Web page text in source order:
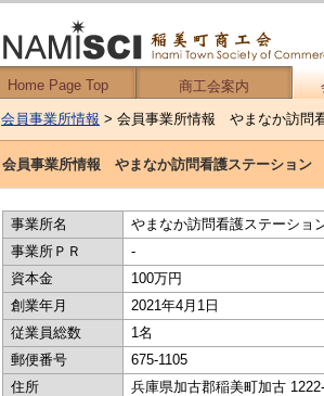
Home Page Top 商工会案内
会員事業所情報 > 会員事業所情報 やまなか訪問
会員事業所情報 やまなか訪問看護ステーション
事業所名
やまなか訪問看護ステーシ
事業所ＰＲ
-
資本金
100万円
創業年月
2021年4月1日
従業員総数
1名
郵便番号
675-1105
住所
兵庫県加古郡稲美町加古